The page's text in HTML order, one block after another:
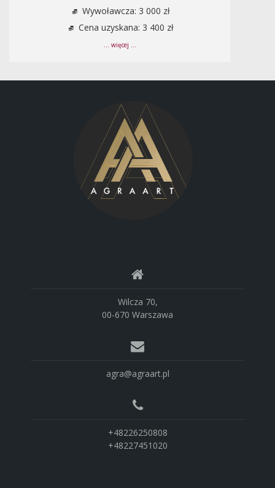
Wywoławcza: 3 000 zł
Cena uzyskana: 3 400 zł
... więcej ...
Wilcza 70,
00-670 Warszawa
agra@agraart.pl
+48226250808
+48227451020